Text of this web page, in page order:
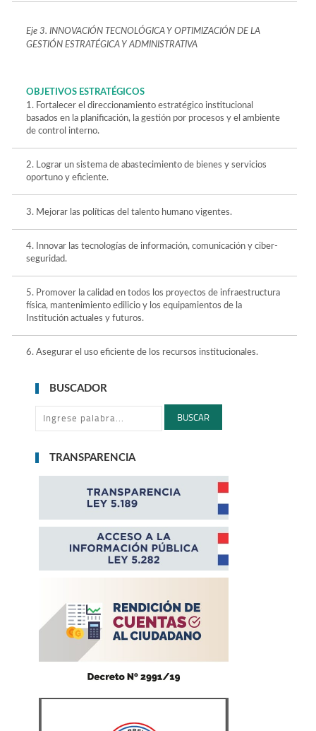
Eje 3. INNOVACIÓN TECNOLÓGICA Y OPTIMIZACIÓN DE LA
GESTIÓN ESTRATÉGICA Y ADMINISTRATIVA
OBJETIVOS ESTRATÉGICOS
1. Fortalecer el direccionamiento estratégico institucional
basados en la planificación, la gestión por procesos y el ambiente
de control interno.
2. Lograr un sistema de abastecimiento de bienes y servicios
oportuno y eficiente.
3. Mejorar las políticas del talento humano vigentes.
4. Innovar las tecnologías de información, comunicación y ciber-
seguridad.
5. Promover la calidad en todos los proyectos de infraestructura
física, mantenimiento edilicio y los equipamientos de la
Institución actuales y futuros.
6. Asegurar el uso eficiente de los recursos institucionales.
BUSCADOR
BUSCAR
TRANSPARENCIA